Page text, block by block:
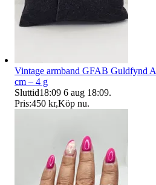
Vintage armband GFAB Guldfynd
cm – 4 g
Sluttid18:09 6 aug 18:09.
Pris:450 kr,Köp nu.